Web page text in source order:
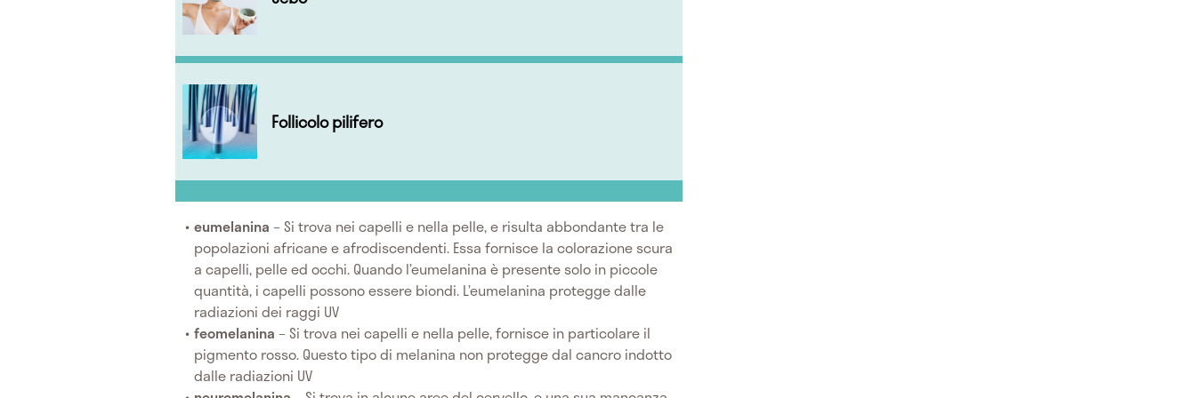
Follicolo pilifero
eumelanina– Si trova nei capelli e nella pelle, e risulta abbondante tra le
popolazioni africane e afrodiscendenti. Essa fornisce la colorazione scura
a capelli, pelle ed occhi. Quando l’eumelanina è presente solo in piccole
quantità, i capelli possono essere biondi. L’eumelanina protegge dalle
radiazioni dei raggi UV
feomelanina– Si trova nei capelli e nella pelle, fornisce in particolare il
pigmento rosso. Questo tipo di melanina non protegge dal cancro indotto
dalle radiazioni UV